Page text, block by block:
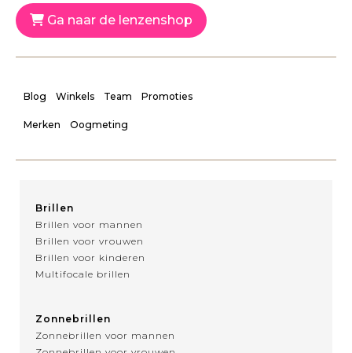
Ga naar de lenzenshop
Blog Winkels Team Promoties
Merken Oogmeting
Brillen
Brillen voor mannen
Brillen voor vrouwen
Brillen voor kinderen
Multifocale brillen
Zonnebrillen
Zonnebrillen voor mannen